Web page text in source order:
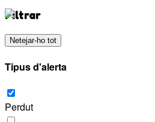
Filtrar
Netejar-ho tot
Tipus d'alerta
Perdut